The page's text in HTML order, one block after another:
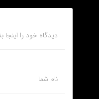
دیدگاه خود را اینجا
نام شما